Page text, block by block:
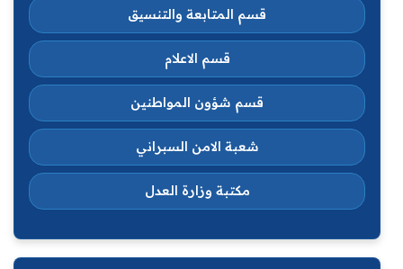
قسم المتابعة والتنسيق
قسم الاعلام
قسم شؤون المواطنين
شعبة الامن السبراني
مكتبة وزارة العدل